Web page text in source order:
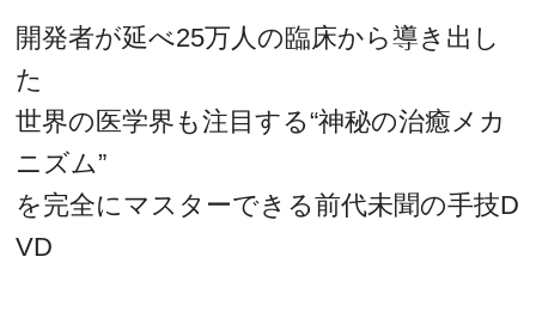
開発者が延べ25万人の臨床から導き出し
た
世界の医学界も注目する“神秘の治癒メカ
ニズム”
を完全にマスターできる前代未聞の手技D
VD